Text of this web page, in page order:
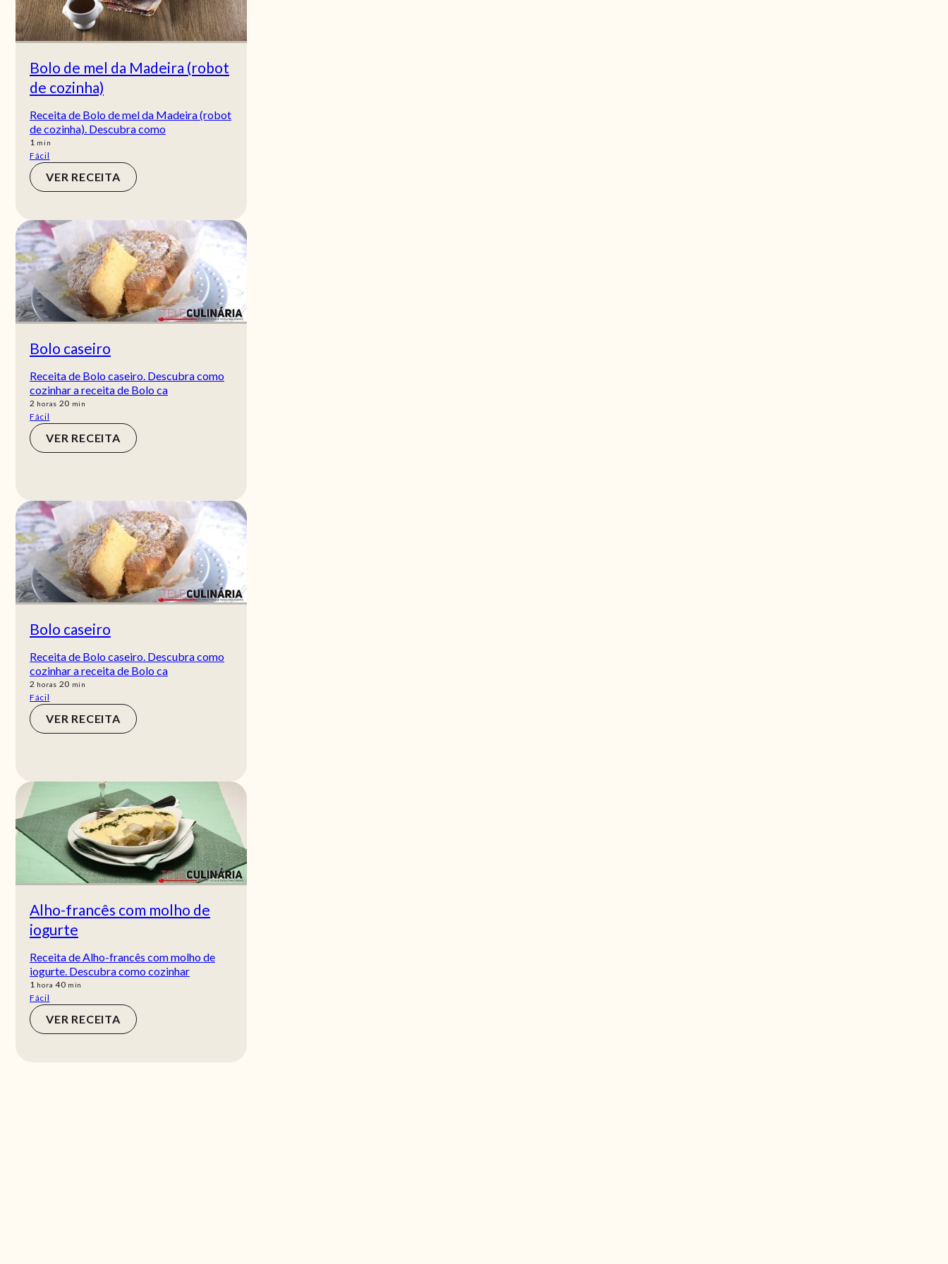
Bolo de mel da Madeira (robot
de cozinha)
Receita de Bolo de mel da Madeira (robot
de cozinha). Descubra como
1 min
min
Fácil
VER RECEITA
Bolo caseiro
Receita de Bolo caseiro. Descubra como
cozinhar a receita de Bolo ca
2 horas
horas 20 min
min
Fácil
VER RECEITA
Bolo caseiro
Receita de Bolo caseiro. Descubra como
cozinhar a receita de Bolo ca
2 horas
horas 20 min
min
Fácil
VER RECEITA
Alho-francês com molho de
iogurte
Receita de Alho-francês com molho de
iogurte. Descubra como cozinhar
1 hora
hora 40min
min
Fácil
VER RECEITA